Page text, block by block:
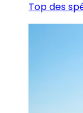
Top des